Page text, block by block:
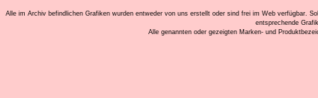
Alle im Archiv befindlichen Grafiken wurden entweder von uns erstellt oder sind frei im Web verfügbar.
entsprechende
Alle genannten oder gezeigten Marken- und